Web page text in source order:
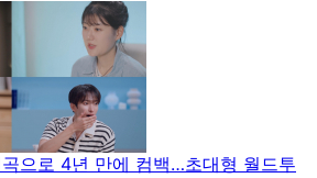
으로 4년 만에 컴백…초대형 월드투